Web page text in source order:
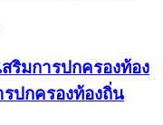
ริมการปกครองท้อง
ปกครองท้องถิ่น